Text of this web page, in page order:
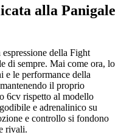
alla Panigale
della Fight
di sempre. Mai come ora, lo
e le performance della
il proprio
6cv rispetto al modello
e adrenalinico su
e controllo si fondono
rivali.